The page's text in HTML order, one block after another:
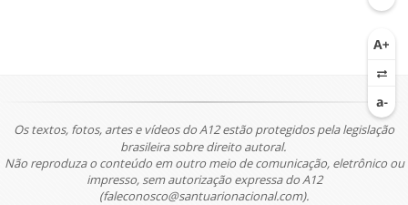
Os textos, fotos, artes e vídeos do A12 estão protegidos pela legislação
brasileira sobre direito autoral.
Não reproduza o conteúdo em outro meio de comunicação, eletrônico ou
impresso, sem autorização expressa do A12
(faleconosco@santuarionacional.com).